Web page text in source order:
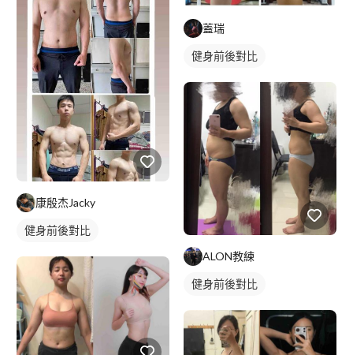
康殷杰Jacky
健身前後對比
蓋瑞
健身前後對比
ALON教練
健身前後對比